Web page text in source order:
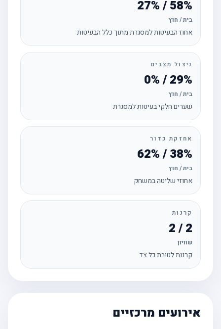
58% / 27%
בית / חוץ
אחוז הבעיטות למסגרת מתוך כלל הבעיטות
ניצול מצבים
29% / 0%
בית / חוץ
שערים חלקי בעיטות למסגרת
אחזקת כדור
38% / 62%
בית / חוץ
אחוזי שליטה במשחק
קרנות
שוויון
קרנות לטובת כל צד
אירועים מרכזיים